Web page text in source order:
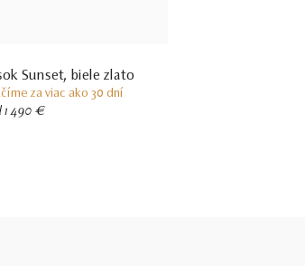
Sunset, biele zlato
za viac ako 30 dní
1 490 €